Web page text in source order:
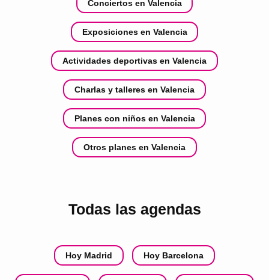
Conciertos en Valencia
Exposiciones en Valencia
Actividades deportivas en Valencia
Charlas y talleres en Valencia
Planes con niños en Valencia
Otros planes en Valencia
Todas las agendas
Hoy Madrid Hoy Barcelona